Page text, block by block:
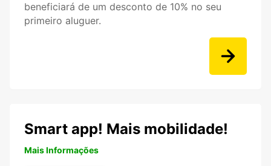
beneficiará de um desconto de 10% no seu
primeiro aluguer.
Smart app! Mais mobilidade!
Mais Informações